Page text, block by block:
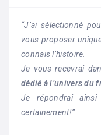
“J’ai sélectionné
vous proposer
connais l’histoire.
Je vous recevrai
dédié à l’univers du
Je répondrai
certainement!”